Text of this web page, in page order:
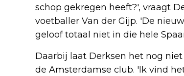
schop gekregen heeft?', vraagt
voetballer Van der Gijp. 'De
geloof totaal niet in die hele
Daarbij laat Derksen het nog
de Amsterdamse club. 'Ik vind